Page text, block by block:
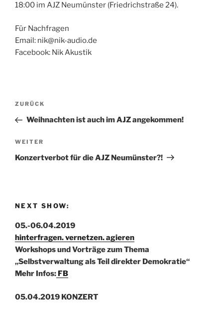
18:00 im AJZ Neumünster (Friedrichstraße 24).
Für Nachfragen
Email: nik@nik-audio.de
Facebook: Nik Akustik
Beitragsnavigation
Vorheriger
Beitrag
ZURÜCK
Weihnachten ist auch im AJZ angekommen!
Nächster
Beitrag
WEITER
Konzertverbot für die AJZ Neumünster?!
NEXT SHOW:
05.-06.04.2019
hinterfragen. vernetzen. agieren
Workshops und Vorträge zum Thema
„Selbstverwaltung als Teil direkter Demokratie“
Mehr Infos: FB
05.04.2019 KONZERT